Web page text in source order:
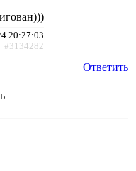
20:27:03
#3134282
Ответить